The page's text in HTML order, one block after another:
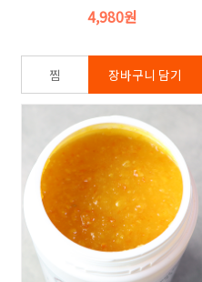
4,980원